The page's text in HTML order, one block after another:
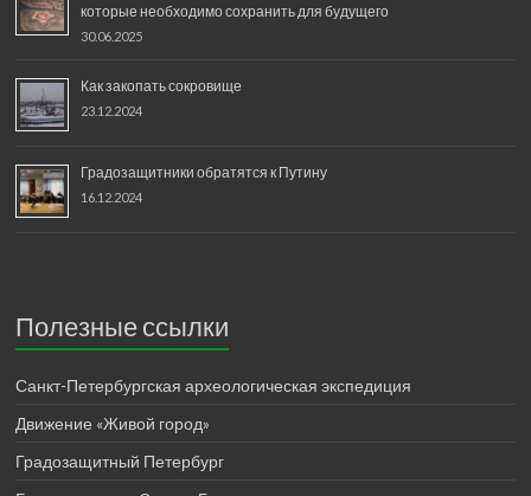
которые необходимо сохранить для будущего
30.06.2025
Как закопать сокровище
23.12.2024
Градозащитники обратятся к Путину
16.12.2024
Полезные ссылки
Санкт-Петербургская археологическая экспедиция
Движение «Живой город»
Градозащитный Петербург